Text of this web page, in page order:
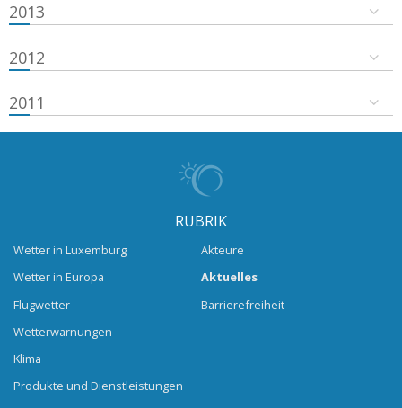
2013
2012
2011
RUBRIK
Wetter in Luxemburg
Wetter in Europa
Flugwetter
Wetterwarnungen
Klima
Produkte und Dienstleistungen
Akteure
Aktuelles
Barrierefreiheit